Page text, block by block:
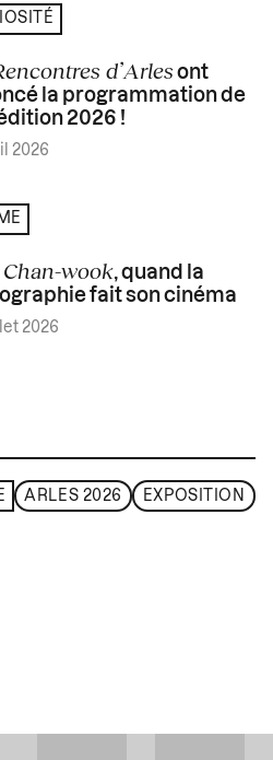
d’Arlesont
la programmation de
2026 !
2026
Chan-wook, quand la
fait son cinéma
2026
ARLES 2026 EXPOSITION